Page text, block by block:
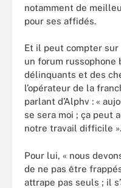
notamment de
pour ses affidés.
Et il peut compter sur
un forum russophone
délinquants et des
l’opérateur de la
parlant d’Alphv : «
se sera moi ; ça peut
notre travail difficile ».
Pour lui, « nous
de ne pas être
attrape pas seuls ; il